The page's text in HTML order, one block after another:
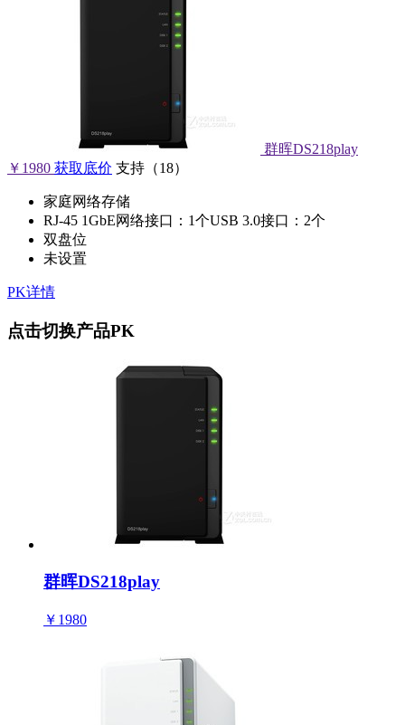
群晖DS218play
￥1980 获取底价 支持 （18）
家庭网络存储
RJ-45 1GbE网络接口：1个USB 3.0接口：2个
双盘位
未设置
PK详情
点击切换产品PK
群晖DS218play
￥1980